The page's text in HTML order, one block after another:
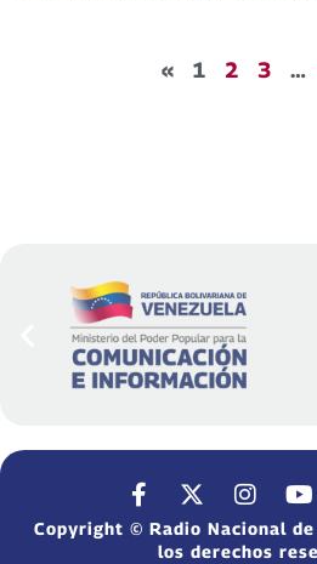
« 1 2 3 …
Copyright © Radio Nacional de
los derechos